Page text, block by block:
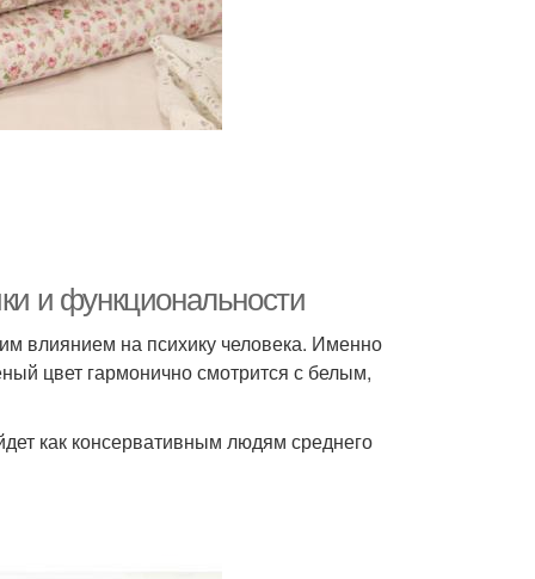
и функциональности
влиянием на психику человека. Именно
цвет гармонично смотрится с белым,
как консервативным людям среднего